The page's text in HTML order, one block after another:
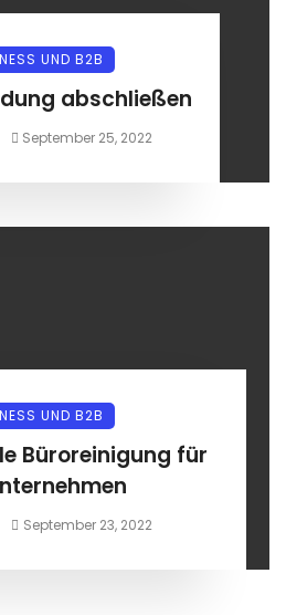
UND B2B
abschließen
September 25, 2022
UND B2B
Büroreinigung für
September 23, 2022